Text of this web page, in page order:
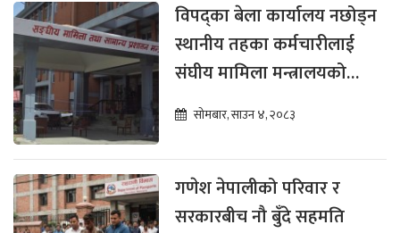
विपद्का बेला कार्यालय नछोड्न
स्थानीय तहका कर्मचारीलाई
संघीय मामिला मन्त्रालयको
निर्देशनसोमबार, साउन ४, २०८३
गणेश नेपालीको परिवार र
सरकारबीच नौ बुँदे सहमति